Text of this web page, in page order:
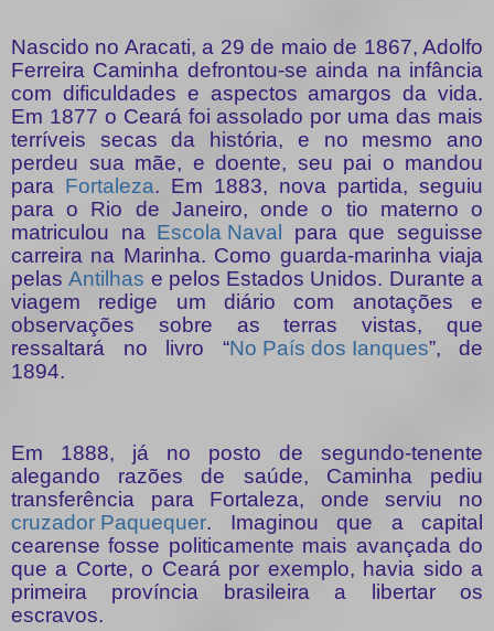
Nascido no Aracati, a 29 de maio de 1867, Adolfo
Ferreira Caminha defrontou-se ainda na infância
com dificuldades e aspectos amargos da vida.
Em 1877 o Ceará foi assolado por uma das mais
terríveis secas da história, e no mesmo ano
perdeu sua mãe, e doente, seu pai o mandou
para Fortaleza. Em 1883, nova partida, seguiu
para o Rio de Janeiro, onde o tio materno o
matriculou na Escola Naval
para que seguisse
carreira na Marinha. Como guarda-marinha viaja
pelasAntilhas e pelos Estados Unidos. Durante a
viagem redige um diário com anotações e
observações sobre as terras vistas, que
ressaltará no livro “No País dos Ianques”, de
1894.
Em 1888, já no posto de segundo-tenente
alegando razões de saúde, Caminha pediu
transferência para Fortaleza, onde serviu no
cruzador Paquequer. Imaginou que a capital
cearense fosse politicamente mais avançada do
que a Corte, o Ceará por exemplo, havia sido a
primeira província brasileira a libertar os
escravos.